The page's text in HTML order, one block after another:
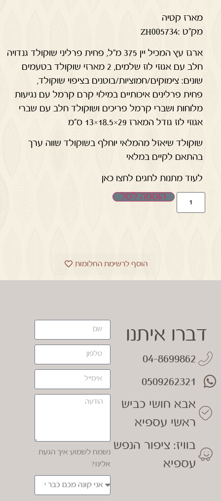
מארז קטיה
מק"ט :ZH005734
ארגז עץ המכיל יין 375 מ"ל, פחית פרליני שוקולד גנדויה
חלב עם אגוזי לוז שלמים, 2 מארזי שוקולד בטעמים
שונים: צימוקים/חמוציות/בוטנים בציפוי שוקולד,
פחית פרלינים איכותיים במילוי קרם קרמל עם נגיעות
מלוחות ושברי קרמל פריכים ושוקולד חלב עם שברי
אגוזי לוז גודל המארז 29×18.5×13 ס”מ
שוקולד שיאזל מהמלאי יוחלף בשוקולד שווה ערך
בהתאם לקיים במלאי
לעוד מתנות לחגים לחצו כאן
הוספה לסל
הוסף לרשימת החלומות
דברו איתנו
04-8699862
0509262321
אבא חושי כביש
ראשי עספיא
בוויז: ציפור הנפש
עספיא
נשמח לשמוע איך הגעת
אלינו?